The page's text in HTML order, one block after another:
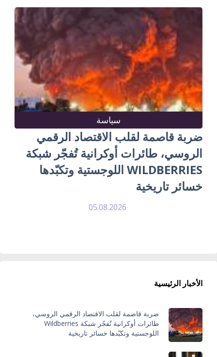
سياسة
ضربة قاصمة لقلب الاقتصاد الرقمي
الروسي، طائرات أوكرانية تُفجّر شبكة
WILDBERRIES اللوجستية وتكبّدها
خسائر تاريخية
05.08.2026
الأخبار الرئيسية
ضربة قاصمة لقلب الاقتصاد الرقمي الروسي،
طائرات أوكرانية تُفجّر شبكة Wildberries
اللوجستية وتكبّدها خسائر تاريخية